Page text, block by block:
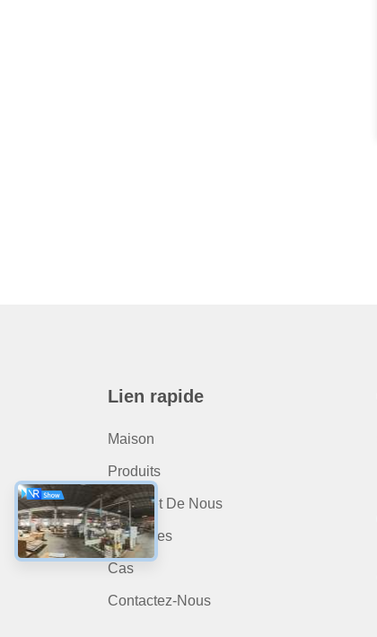
Lien rapide
Maison
Produits
Au Sujet De Nous
Nouvelles
Cas
Contactez-Nous